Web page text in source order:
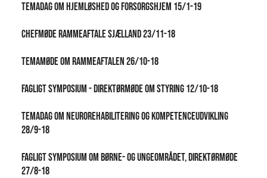
Temadag om hjemløshed og forsorgshjem 15/1-19
Chefmøde Rammeaftale Sjælland 23/11-18
Temamøde om Rammeaftalen 26/10-18
Fagligt symposium - direktørmøde om styring 12/10-18
Temadag om neurorehabilitering og kompetenceudvikling
28/9-18
Fagligt symposium om Børne- og ungeområdet, direktørmøde
27/8-18